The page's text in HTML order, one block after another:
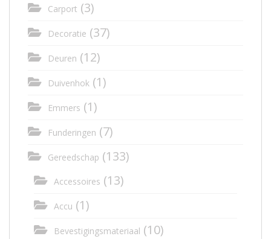
Carport (3)
Decoratie (37)
Deuren (12)
Duivenhok (1)
Emmers (1)
Funderingen (7)
Gereedschap (133)
Accessoires (13)
Accu (1)
Bevestigingsmateriaal (10)